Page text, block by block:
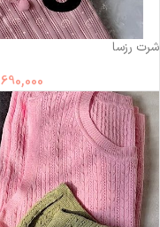
ناموجود
شرت رزسا
690,000